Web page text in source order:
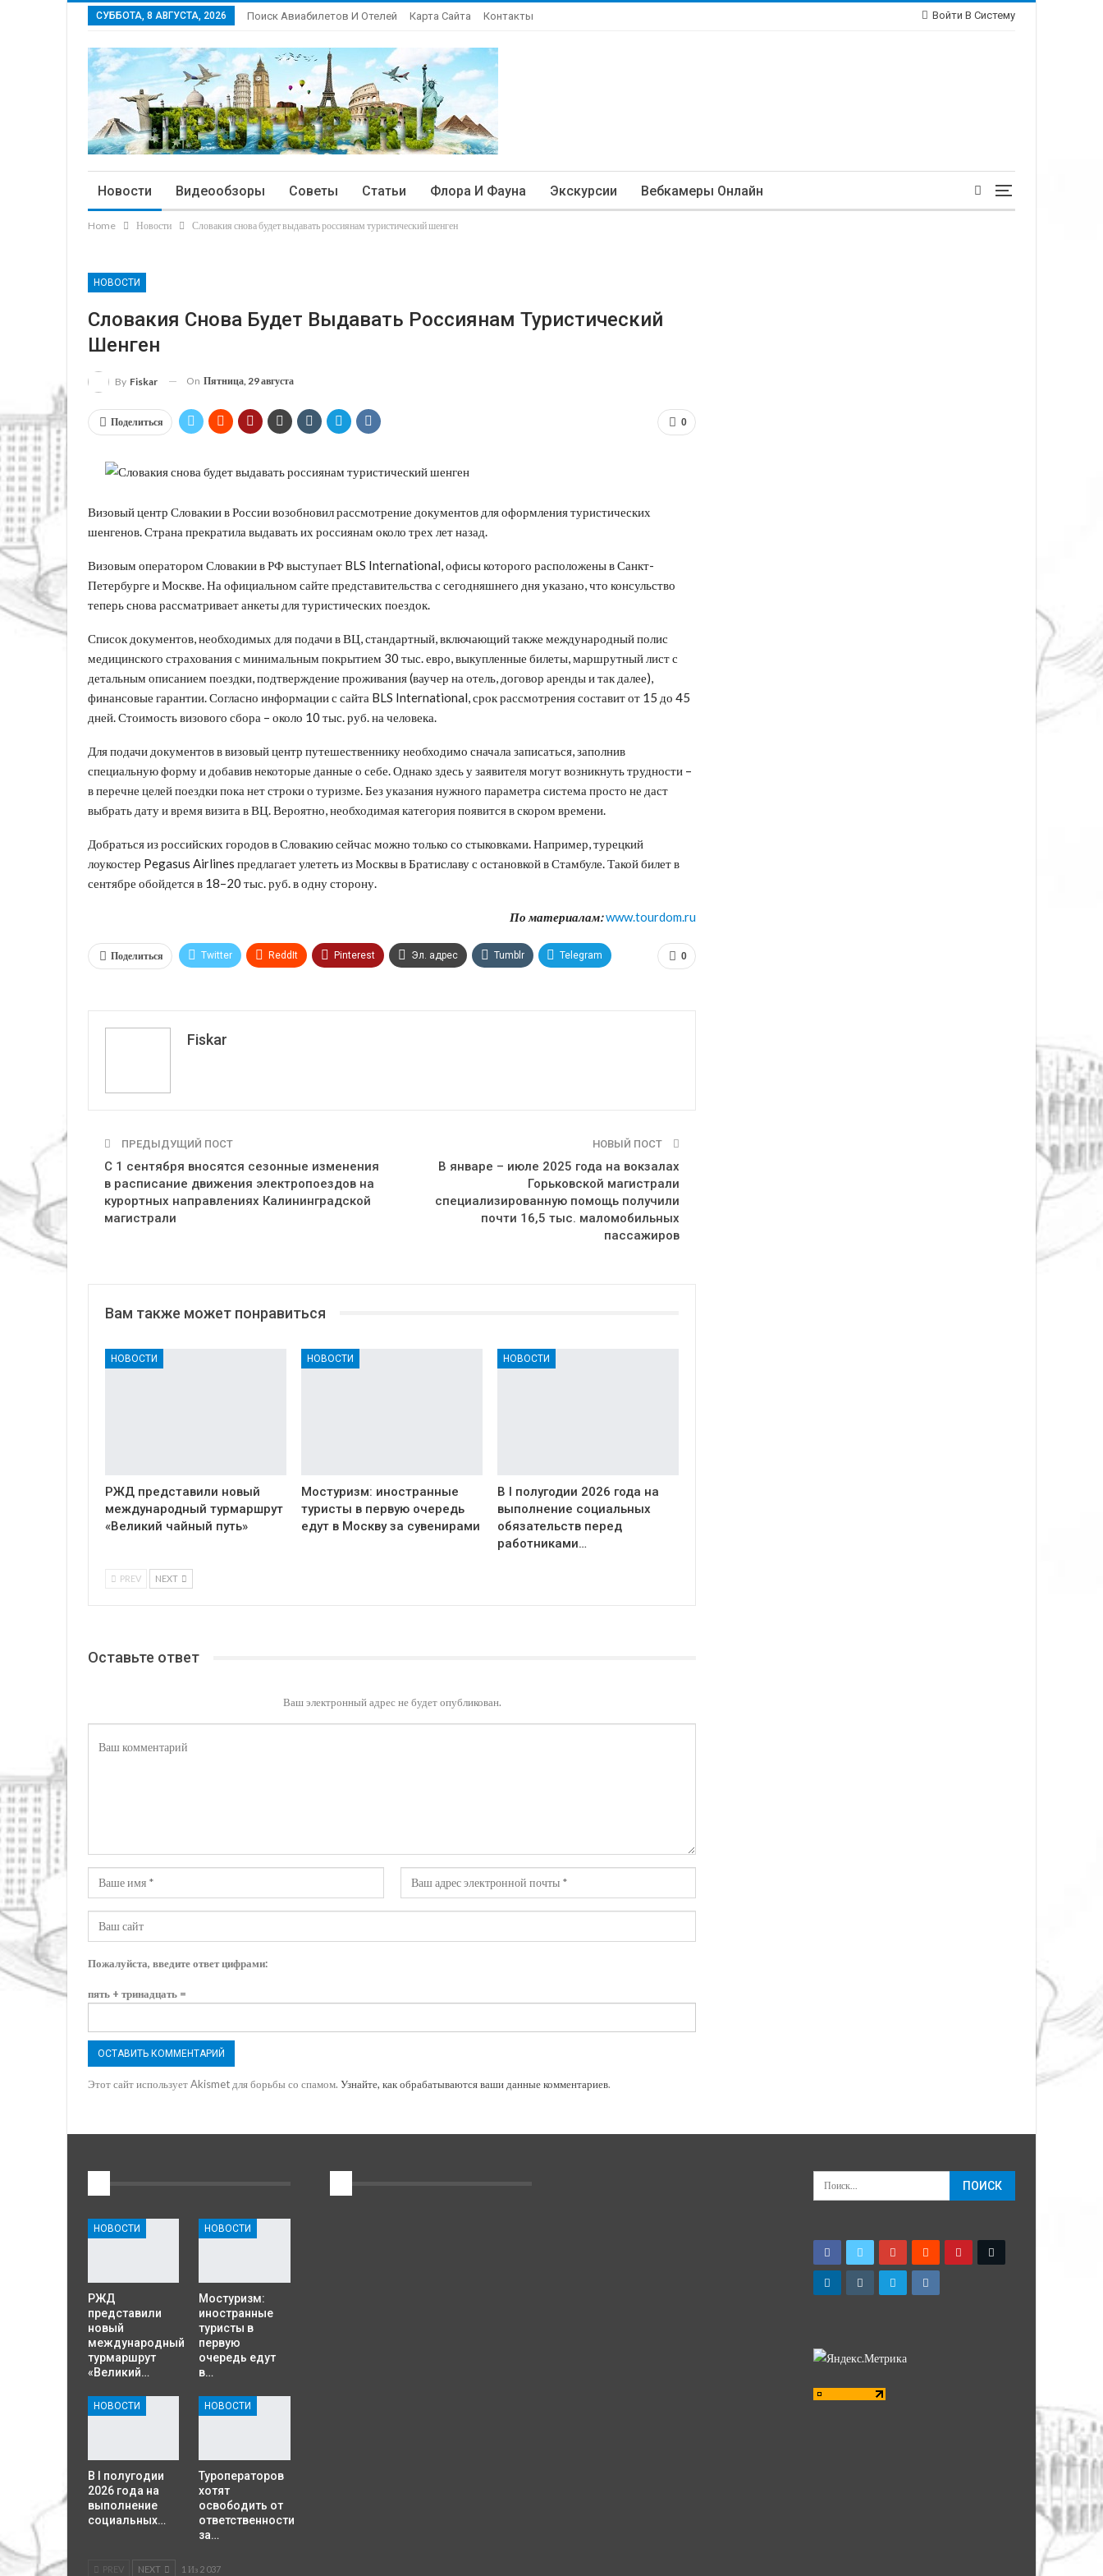
Войти В Систему
СУББОТА, 8 АВГУСТА, 2026 Поиск Авиабилетов И Отелей Карта Сайта Контакты
Новости Видеообзоры Советы Статьи Флора И Фауна Экскурсии Вебкамеры Онлайн
Home Новости Словакия снова будет выдавать россиянам туристический шенген
НОВОСТИ
Словакия Снова Будет Выдавать Россиянам Туристический
Шенген
By Fiskar On Пятница, 29 августа
0
Поделиться
Визовый центр Словакии в России возобновил рассмотрение документов для оформления туристических
шенгенов. Страна прекратила выдавать их россиянам около трех лет назад.
Визовым оператором Словакии в РФ выступает BLS International, офисы которого расположены в Санкт-
Петербурге и Москве. На официальном сайте представительства с сегодняшнего дня указано, что консульство
теперь снова рассматривает анкеты для туристических поездок.
Список документов, необходимых для подачи в ВЦ, стандартный, включающий также международный полис
медицинского страхования с минимальным покрытием 30 тыс. евро, выкупленные билеты, маршрутный лист с
детальным описанием поездки, подтверждение проживания (ваучер на отель, договор аренды и так далее),
финансовые гарантии. Согласно информации с сайта BLS International, срок рассмотрения составит от 15 до 45
дней. Стоимость визового сбора – около 10 тыс. руб. на человека.
Для подачи документов в визовый центр путешественнику необходимо сначала записаться, заполнив
специальную форму и добавив некоторые данные о себе. Однако здесь у заявителя могут возникнуть трудности –
в перечне целей поездки пока нет строки о туризме. Без указания нужного параметра система просто не даст
выбрать дату и время визита в ВЦ. Вероятно, необходимая категория появится в скором времени.
Добраться из российских городов в Словакию сейчас можно только со стыковками. Например, турецкий
лоукостер Pegasus Airlines предлагает улететь из Москвы в Братиславу с остановкой в Стамбуле. Такой билет в
сентябре обойдется в 18–20 тыс. руб. в одну сторону.
По материалам:www.tourdom.ru
0
Поделиться Twitter ReddIt Pinterest Эл. адрес Tumblr Telegram
Fiskar
ПРЕДЫДУЩИЙ ПОСТ
С 1 сентября вносятся сезонные изменения
в расписание движения электропоездов на
курортных направлениях Калининградской
магистрали
НОВЫЙ ПОСТ
В январе – июле 2025 года на вокзалах
Горьковской магистрали
специализированную помощь получили
почти 16,5 тыс. маломобильных
пассажиров
Вам также может понравиться
НОВОСТИ
РЖД представили новый
международный турмаршрут
«Великий чайный путь»
НОВОСТИ
Мостуризм: иностранные
туристы в первую очередь
едут в Москву за сувенирами
НОВОСТИ
В I полугодии 2026 года на
выполнение социальных
обязательств перед
работниками…
PREV NEXT
Оставьте ответ
Ваш электронный адрес не будет опубликован.
Пожалуйста, введите ответ цифрами:
пять + тринадцать =
Этот сайт использует Akismet для борьбы со спамом. Узнайте, как обрабатываются ваши данные комментариев.
НОВОСТИ
РЖД
представили
новый
международный
турмаршрут
«Великий…
НОВОСТИ
Мостуризм:
иностранные
туристы в
первую
очередь едут
в…
НОВОСТИ
В I полугодии
2026 года на
выполнение
социальных…
НОВОСТИ
Туроператоров
хотят
освободить от
ответственности
за…
PREV NEXT 1 Из 2 037